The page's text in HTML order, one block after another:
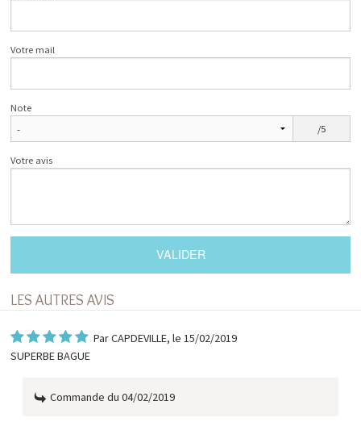
Votre mail
Note
/5
Votre avis
LES AUTRES AVIS
ParCAPDEVILLE, le 15/02/2019
SUPERBE BAGUE
Commande du 04/02/2019